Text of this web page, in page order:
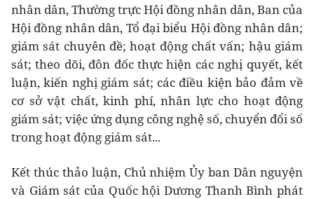
nhân dân, Thường trực Hội đồng nhân dân, Ban của
Hội đồng nhân dân, Tổ đại biểu Hội đồng nhân dân;
giám sát chuyên đề; hoạt động chất vấn; hậu giám
sát; theo dõi, đôn đốc thực hiện các nghị quyết, kết
luận, kiến nghị giám sát; các điều kiện bảo đảm về
cơ sở vật chất, kinh phí, nhân lực cho hoạt động
giám sát; việc ứng dụng công nghệ số, chuyển đổi số
trong hoạt động giám sát...
Kết thúc thảo luận, Chủ nhiệm Ủy ban Dân nguyện
và Giám sát của Quốc hội Dương Thanh Bình phát